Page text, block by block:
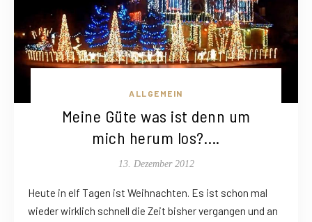
ALLGEMEIN
Meine Güte was ist denn um
mich herum los?….
13. Dezember 2012
Heute in elf Tagen ist Weihnachten. Es ist schon mal
wieder wirklich schnell die Zeit bisher vergangen und an